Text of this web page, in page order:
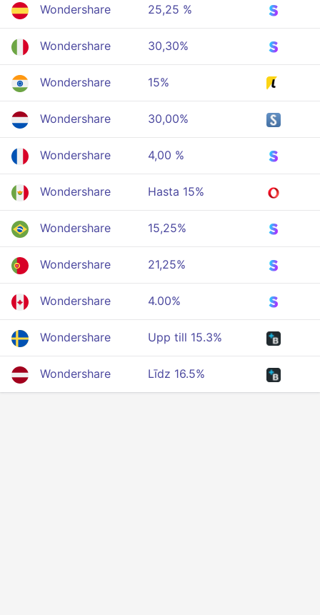
Wondershare 25,25 %
Wondershare 30,30%
Wondershare 15%
Wondershare 30,00%
Wondershare 4,00 %
Wondershare Hasta 15%
Wondershare 15,25%
Wondershare 21,25%
Wondershare 4.00%
Wondershare Upp till 15.3%
Wondershare Līdz 16.5%